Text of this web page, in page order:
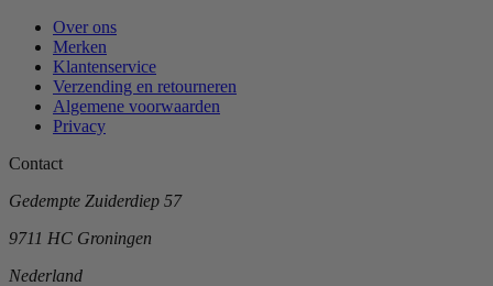
Over ons
Merken
Klantenservice
Verzending en retourneren
Algemene voorwaarden
Privacy
Contact
Gedempte Zuiderdiep 57
9711 HC Groningen
Nederland